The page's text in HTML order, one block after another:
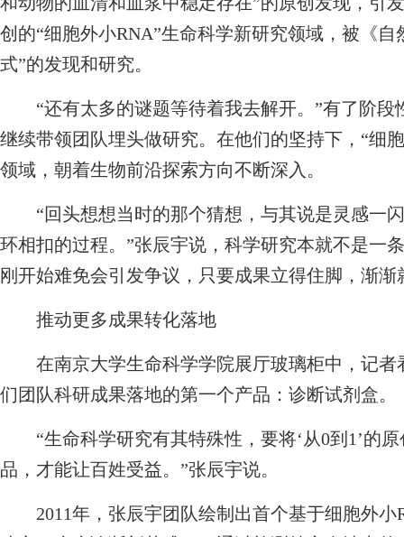
创的“细胞外小RNA”生命科学新研究领域，被《
式”的发现和研究。
“还有太多的谜题等待着我去解开。”有了阶段
继续带领团队埋头做研究。在他们的坚持下，“细
领域，朝着生物前沿探索方向不断深入。
“回头想想当时的那个猜想，与其说是灵感一
环相扣的过程。”张辰宇说，科学研究本就不是一
刚开始难免会引发争议，只要成果立得住脚，渐
推动更多成果转化落地
在南京大学生命科学学院展厅玻璃柜中，记者
们团队科研成果落地的第一个产品：诊断试剂盒。
“生命科学研究有其特殊性，要将‘从0到1’的原
品，才能让百姓受益。”张辰宇说。
2011年，张辰宇团队绘制出首个基于细胞外小